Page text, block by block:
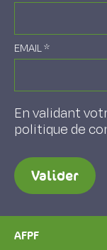
EMAIL*
En validant
politique de
Valider
AFPF